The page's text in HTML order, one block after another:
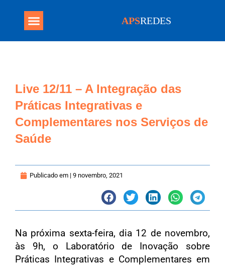
APSREDES
Live 12/11 – A Integração das
Práticas Integrativas e
Complementares nos Serviços de
Saúde
Publicado em | 9 novembro, 2021
Na próxima sexta-feira, dia 12 de novembro,
às 9h, o Laboratório de Inovação sobre
Práticas Integrativas e Complementares em